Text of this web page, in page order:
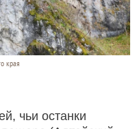
края
чьи останки